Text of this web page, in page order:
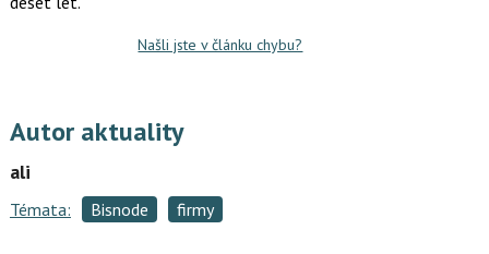
Našli jste v článku chybu?
Autor aktuality
ali
Témata: Bisnode firmy